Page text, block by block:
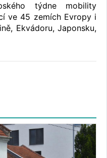
týdne mobility
ve 45 zemích Evropy i
Ekvádoru, Japonsku,